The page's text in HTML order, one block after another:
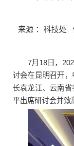
来源 ： 科技处
7月18日，
讨会在昆明召开
长袁龙江、云南
平出席研讨会并致